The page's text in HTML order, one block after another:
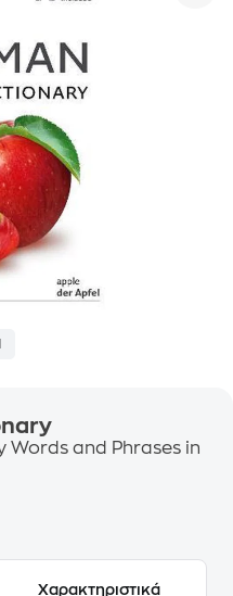
Words and Phrases in
Χαρακτηριστικά